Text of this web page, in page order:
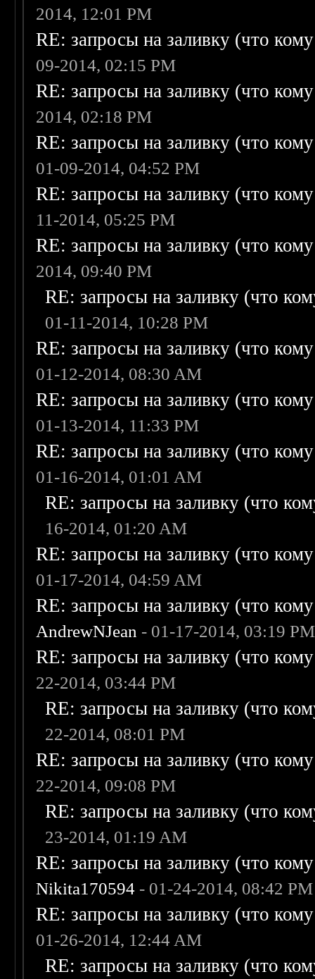
2014, 12:01 PM
RE: запросы на заливку (что
09-2014, 02:15 PM
RE: запросы на заливку (что
2014, 02:18 PM
RE: запросы на заливку (что
01-09-2014, 04:52 PM
RE: запросы на заливку (что
11-2014, 05:25 PM
RE: запросы на заливку (что
2014, 09:40 PM
RE: запросы на заливку (что
01-11-2014, 10:28 PM
RE: запросы на заливку (что
01-12-2014, 08:30 AM
RE: запросы на заливку (что
01-13-2014, 11:33 PM
RE: запросы на заливку (что
01-16-2014, 01:01 AM
RE: запросы на заливку (что
16-2014, 01:20 AM
RE: запросы на заливку (что
01-17-2014, 04:59 AM
RE: запросы на заливку (что
AndrewNJean - 01-17-2014, 03:19 PM
RE: запросы на заливку (что
22-2014, 03:44 PM
RE: запросы на заливку (что
22-2014, 08:01 PM
RE: запросы на заливку (что
22-2014, 09:08 PM
RE: запросы на заливку (что
23-2014, 01:19 AM
RE: запросы на заливку (что
Nikita170594 - 01-24-2014, 08:42 PM
RE: запросы на заливку (что
01-26-2014, 12:44 AM
RE: запросы на заливку (что